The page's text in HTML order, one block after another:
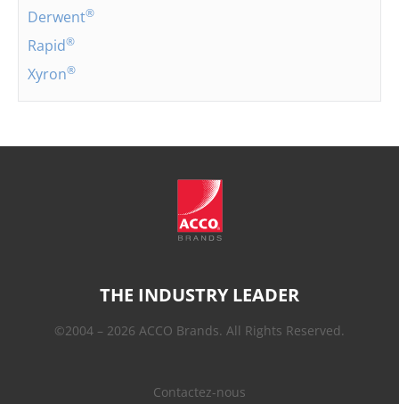
Derwent®
Rapid®
Xyron®
THE INDUSTRY LEADER
©2004 – 2026 ACCO Brands. All Rights Reserved.
Contactez-nous